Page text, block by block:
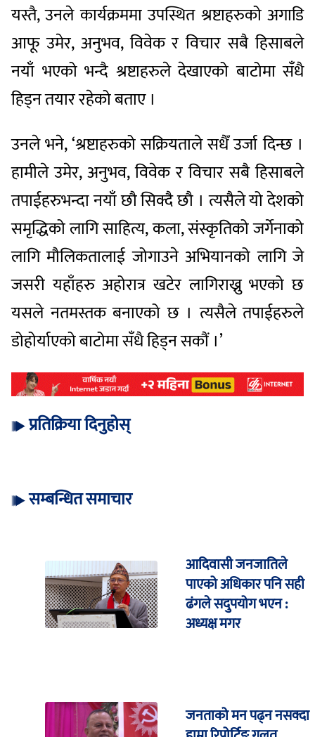
यस्तै, उनले कार्यक्रममा उपस्थित श्रष्टाहरुको अगाडि
आफू उमेर, अनुभव, विवेक र विचार सबै हिसाबले
नयाँ भएको भन्दै श्रष्टाहरुले देखाएको बाटोमा सँधै
हिड्न तयार रहेको बताए ।
उनले भने, ‘श्रष्टाहरुको सक्रियताले सधैँ उर्जा दिन्छ ।
हामीले उमेर, अनुभव, विवेक र विचार सबै हिसाबले
तपाईहरुभन्दा नयाँ छौ सिक्दै छौ । त्यसैले यो देशको
समृद्धिको लागि साहित्य, कला, संस्कृतिको जर्गेनाको
लागि मौलिकतालाई जोगाउने अभियानको लागि जे
जसरी यहाँहरु अहोरात्र खटेर लागिराख्नु भएको छ
यसले नतमस्तक बनाएको छ । त्यसैले तपाईहरुले
डोहोर्याएको बाटोमा सँधै हिड्न सकौं ।’
प्रतिक्रिया दिनुहोस्
सम्बन्धित समाचार
आदिवासी जनजातिले
पाएको अधिकार पनि सही
ढंगले सदुपयोग भएन :
अध्यक्ष मगर
जनताको मन पढ्न नसक्दा